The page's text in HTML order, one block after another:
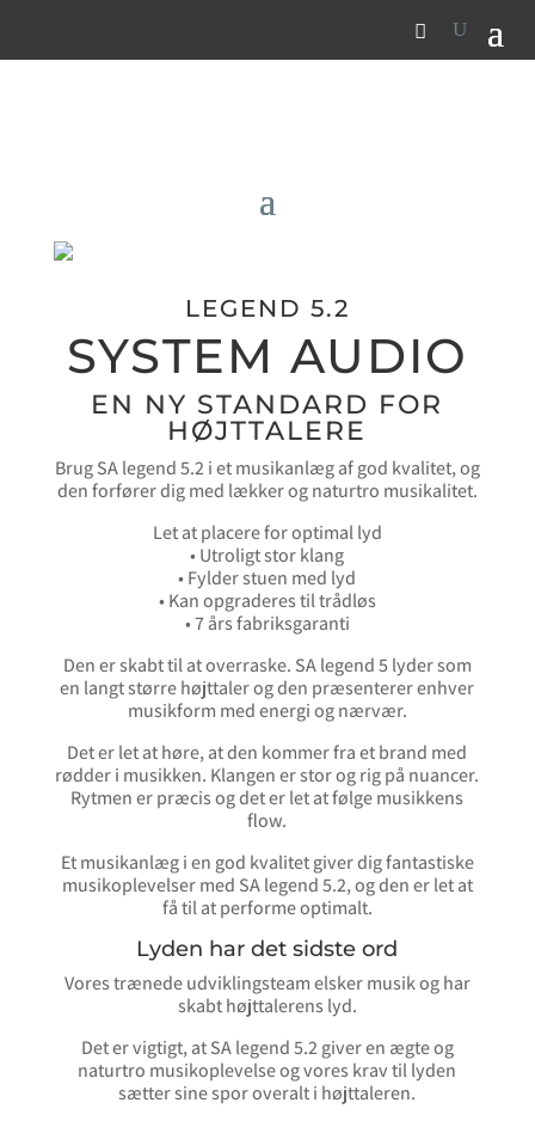
LEGEND 5.2
SYSTEM AUDIO
EN NY STANDARD FOR
HØJTTALERE
Brug SA legend 5.2 i et musikanlæg af god kvalitet, og
den forfører dig med lækker og naturtro musikalitet.
Let at placere for optimal lyd
• Utroligt stor klang
• Fylder stuen med lyd
• Kan opgraderes til trådløs
• 7 års fabriksgaranti
Den er skabt til at overraske. SA legend 5 lyder som
en langt større højttaler og den præsenterer enhver
musikform med energi og nærvær.
Det er let at høre, at den kommer fra et brand med
rødder i musikken. Klangen er stor og rig på nuancer.
Rytmen er præcis og det er let at følge musikkens
flow.
Et musikanlæg i en god kvalitet giver dig fantastiske
musikoplevelser med SA legend 5.2, og den er let at
få til at performe optimalt.
Lyden har det sidste ord
Vores trænede udviklingsteam elsker musik og har
skabt højttalerens lyd.
Det er vigtigt, at SA legend 5.2 giver en ægte og
naturtro musikoplevelse og vores krav til lyden
sætter sine spor overalt i højttaleren.